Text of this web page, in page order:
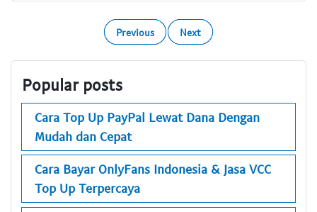
Previous Next
Popular posts
Cara Top Up PayPal Lewat Dana Dengan
Mudah dan Cepat
Cara Bayar OnlyFans Indonesia & Jasa VCC
Top Up Terpercaya